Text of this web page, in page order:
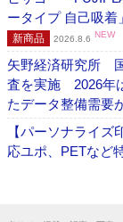
ータイプ 自己吸
新商品 2026.8.6 NEW
矢野経済研究所
査を実施 2026年
たデータ整備需要
【パーソナライ
応ユポ、PETなど